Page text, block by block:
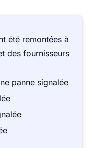
été remontées à
des fournisseurs
panne signalée